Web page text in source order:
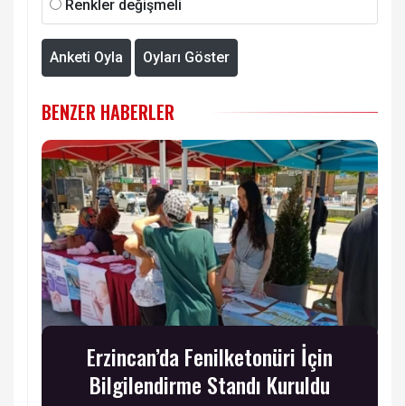
Renkler değişmeli
Anketi Oyla Oyları Göster
BENZER HABERLER
Erzincan’da Fenilketonüri İçin
Bilgilendirme Standı Kuruldu